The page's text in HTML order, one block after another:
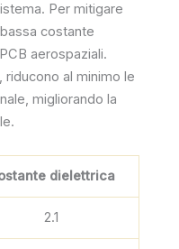
Per mitigare
costante
aerospaziali.
riducono al minimo le
migliorando la
dielettrica
2.1